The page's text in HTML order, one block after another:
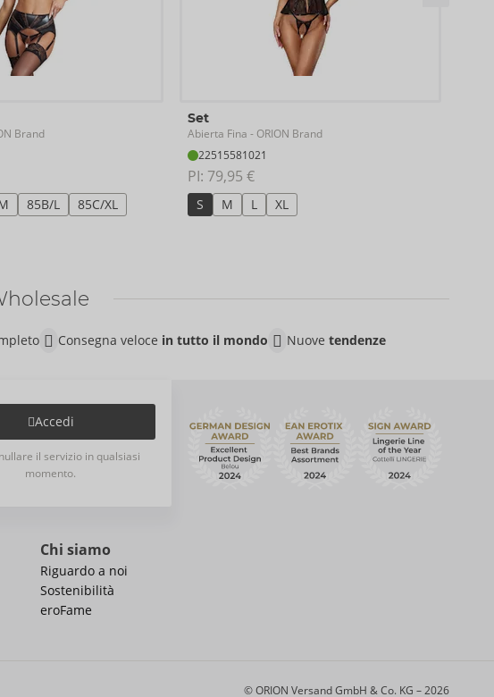
Brand
85B/L 85C/XL
Set
Abierta Fina - ORION Brand
22515581021
PI: 79,95 €
S M L XL
Consegna veloce in tutto il mondo Nuove tendenze
Accedi
il servizio in qualsiasi
momento.
Chi siamo
Riguardo a noi
Sostenibilità
eroFame
© ORION Versand GmbH & Co. KG – 2026